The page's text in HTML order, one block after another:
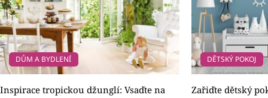
DŮM A BYDLENÍ
Inspirace tropickou džunglí: Vsaďte na
DĚTSKÝ POKOJ
Zařiďte dětský